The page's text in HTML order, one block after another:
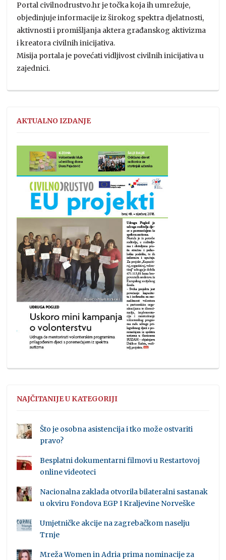
Portal civilnodrustvo.hr je točka koja ih umrežuje,
objedinjuje informacije iz širokog spektra djelatnosti,
aktivnosti i promišljanja aktera građanskog aktivizma
i kreatora civilnih inicijativa.
Misija portala je povećati vidljivost civilnih inicijativa u
zajednici.
AKTUALNO IZDANJE
NAJČITANIJE U KATEGORIJI
Što je osobna asistencija i tko može ostvariti
pravo?
Besplatni dokumentarni filmovi u Restartovoj
online videoteci
Nacionalna zaklada otvorila bilateralni sastanak
u okviru Fondova EGP I Kraljevine Norveške
Umjetničke akcije na zagrebačkom naselju
Trnje
Mreža Women in Adria prima nominacije za